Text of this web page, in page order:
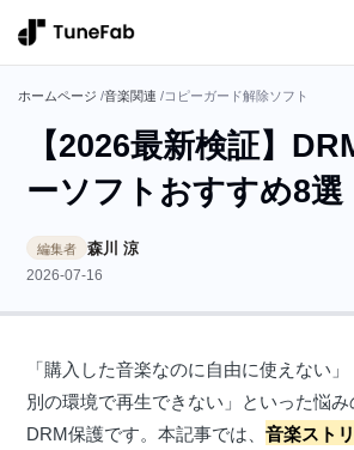
ホームページ /音楽関連 /コピーガード解除ソフト
【2026最新検証】
ーソフトおすすめ8選
編集者 森川 涼
2026-07-16
「購入した音楽なのに自由に使えない
別の環境で再生できない」といった悩
DRM保護です。本記事では、音楽スト